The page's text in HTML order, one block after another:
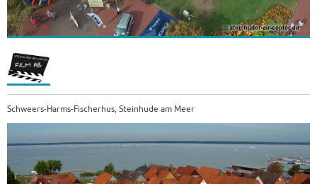
Schweers-Harms-Fischerhus, Steinhude am Meer